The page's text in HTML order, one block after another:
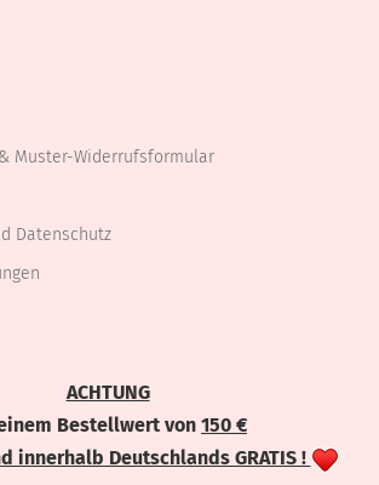
Muster-Widerrufsformular
Datenschutz
ACHTUNG
Bestellwert von 150 €
innerhalb Deutschlands GRATIS !